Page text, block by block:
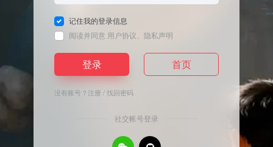
记住我的登录信息
阅读并同意 用户协议 隐私声明
登录 首页
没有账号？ 注册 /找回密码
社交帐号登录